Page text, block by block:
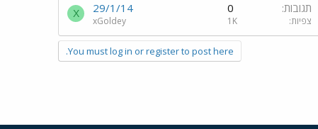
תגובות 0
צפיות 1K
29/1/14
xGoldey
X
You must log in or register to post here.